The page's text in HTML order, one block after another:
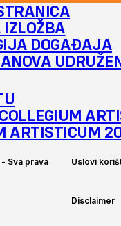
IZLOŽBA
DOGAĐAJA
ARTISTICUM
- Sva prava
Uslovi koriš
Disclaimer